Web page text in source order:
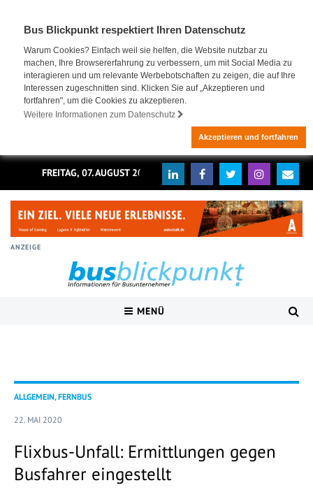
Bus Blickpunkt respektiert Ihren Datenschutz
Warum Cookies? Einfach weil sie helfen, die Website nutzbar zu
machen, Ihre Browsererfahrung zu verbessern, um mit Social Media zu
interagieren und um relevante Werbebotschaften zu zeigen, die auf Ihre
Interessen zugeschnitten sind. Klicken Sie auf „Akzeptieren und
fortfahren", um die Cookies zu akzeptieren.
Weitere Informationen zum Datenschutz
Akzeptieren und fortfahren
FREITAG, 07. AUGUST 2026
ANZEIGE
MENÜ
ALLGEMEIN, FERNBUS
22. MAI 2020
Flixbus-Unfall: Ermittlungen gegen
Busfahrer eingestellt